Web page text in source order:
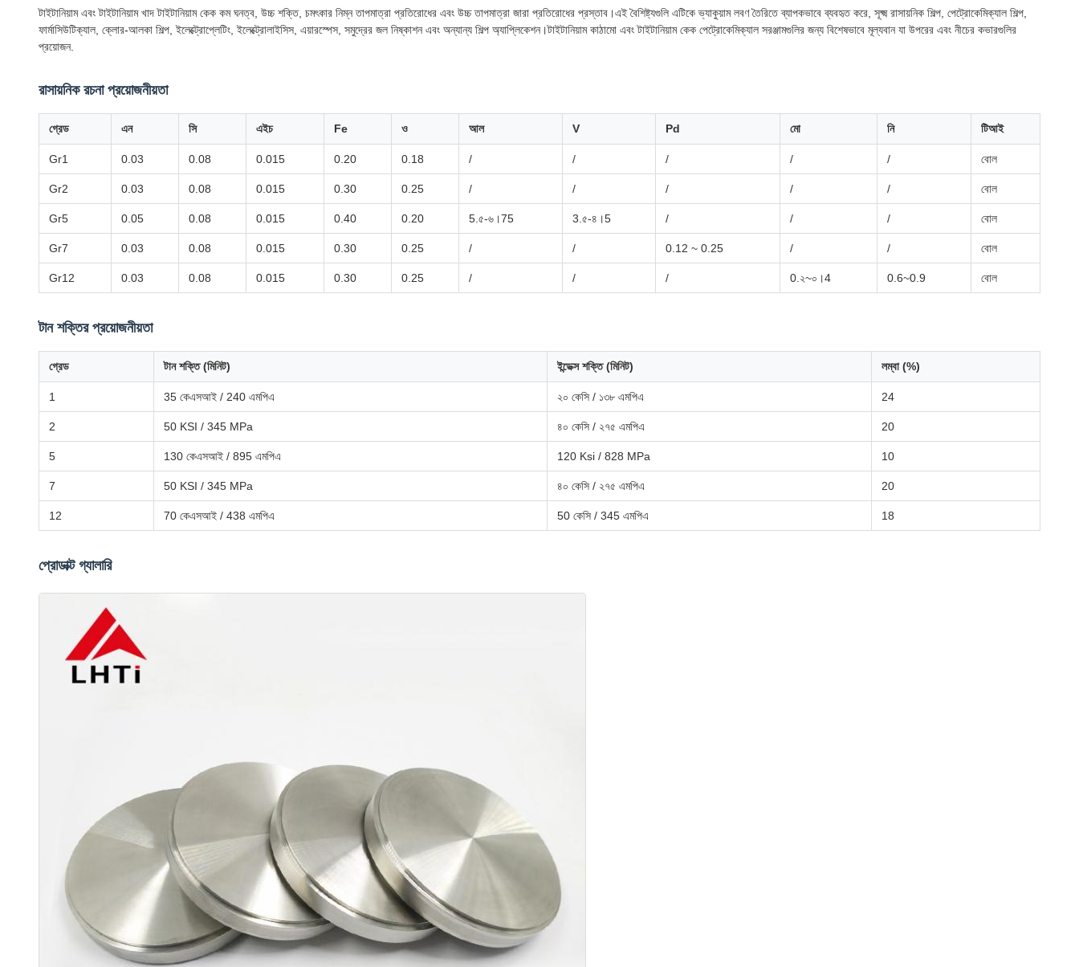
টাইটানিয়াম এবং টাইটানিয়াম খাদ টাইটানিয়াম কেক কম ঘনত্ব, উচ্চ শক্তি, চমৎকার নিম্ন তাপমাত্রা প্রতিরোধের এবং উচ্চ তাপমাত্রা জারা প্রতিরোধের প্রস্তাব।এই বৈশিষ্ট্যগুলি এটিকে ভ্যাকুয়াম লবণ তৈরিতে ব্যাপকভাবে ব্যবহৃত করে, সূক্ষ্ম রাসায়নিক শিল্প, পেট্রোকেমিক্যাল শিল্প,
ফার্মাসিউটিক্যাল, ক্লোর-আলকা শিল্প, ইলেক্ট্রোপ্লেটিং, ইলেক্ট্রোলাইসিস, এয়ারস্পেস, সমুদ্রের জল নিষ্কাশন এবং অন্যান্য শিল্প অ্যাপ্লিকেশন।টাইটানিয়াম কাঠামো এবং টাইটানিয়াম কেক পেট্রোকেমিক্যাল সরঞ্জামগুলির জন্য বিশেষভাবে মূল্যবান যা উপরের এবং নীচের কভারগুলির
প্রয়োজন.
রাসায়নিক রচনা প্রয়োজনীয়তা
গ্রেড এন সি এইচ Fe ও আল V Pd মো নি টিআই
Gr1 0.03 0.08 0.015 0.20 0.18 / / / / / বোল
Gr2 0.03 0.08 0.015 0.30 0.25 / / / / / বোল
Gr5 0.05 0.08 0.015 0.40 0.20 5.৫-৬।75 3.৫-৪।5 / / / বোল
Gr7 0.03 0.08 0.015 0.30 0.25 / / 0.12 ~ 0.25 / / বোল
Gr12 0.03 0.08 0.015 0.30 0.25 / / / 0.২~০।4 0.6~0.9 বোল
টান শক্তির প্রয়োজনীয়তা
গ্রেড টান শক্তি (মিনিট) ইন্ডেক্স শক্তি (মিনিট) লম্বা (%)
1 35 কেএসআই / 240 এমপিএ ২০ কেসি / ১৩৮ এমপিএ 24
2 50 KSI / 345 MPa ৪০ কেসি / ২৭৫ এমপিএ 20
5 130 কেএসআই / 895 এমপিএ 120 Ksi / 828 MPa 10
7 50 KSI / 345 MPa ৪০ কেসি / ২৭৫ এমপিএ 20
12 70 কেএসআই / 438 এমপিএ 50 কেসি / 345 এমপিএ 18
প্রোডাক্ট গ্যালারি